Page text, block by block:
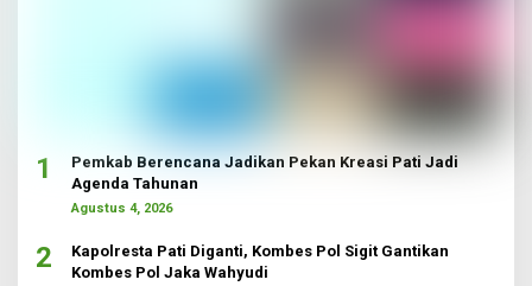
1
Pemkab Berencana Jadikan Pekan Kreasi Pati Jadi
Agenda Tahunan
Agustus 4, 2026
2
Kapolresta Pati Diganti, Kombes Pol Sigit Gantikan
Kombes Pol Jaka Wahyudi